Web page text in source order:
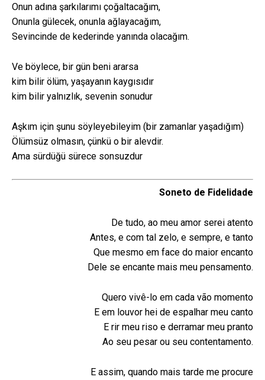
Onun adına şarkılarımı çoğaltacağım,
Onunla gülecek, onunla ağlayacağım,
Sevincinde de kederinde yanında olacağım.
Ve böylece, bir gün beni ararsa
kim bilir ölüm, yaşayanın kaygısıdır
kim bilir yalnızlık, sevenin sonudur
Aşkım için şunu söyleyebileyim (bir zamanlar yaşadığım)
Ölümsüz olmasın, çünkü o bir alevdir.
Ama sürdüğü sürece sonsuzdur
Soneto de Fidelidade
De tudo, ao meu amor serei atento
Antes, e com tal zelo, e sempre, e tanto
Que mesmo em face do maior encanto
Dele se encante mais meu pensamento.
Quero vivê-lo em cada vão momento
E em louvor hei de espalhar meu canto
E rir meu riso e derramar meu pranto
Ao seu pesar ou seu contentamento.
E assim, quando mais tarde me procure